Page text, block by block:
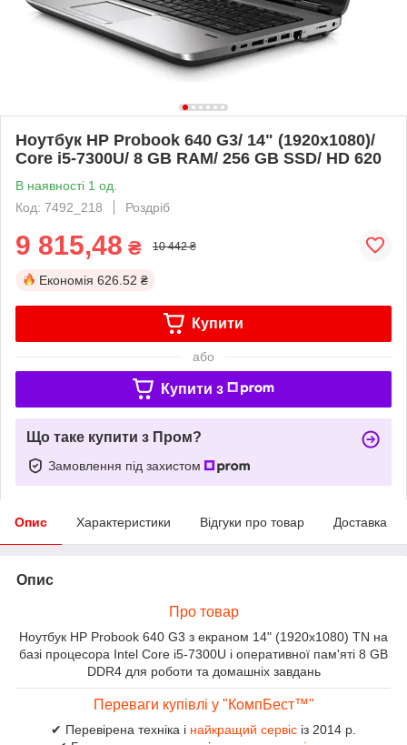
Ноутбук HP Probook 640 G3/ 14" (1920x1080)/
Core i5-7300U/ 8 GB RAM/ 256 GB SSD/ HD 620
В наявності 1 од.
Код: 7492_218
Роздріб
9 815,48 ₴ 10 442 ₴
Економія 626.52 ₴
Купити
або
Купити з
Що таке купити з Пром?
Замовлення під захистом
Опис Характеристики Відгуки про товар Доставка
Опис
Про товар
Ноутбук HP Probook 640 G3 з екраном 14" (1920x1080) TN на
базі процесора Intel Core i5-7300U і оперативної пам'яті 8 GB
DDR4 для роботи та домашніх завдань
Переваги купівлі у "КомпБест™"
✔ Перевірена техніка і найкращий сервіс із 2014 р.